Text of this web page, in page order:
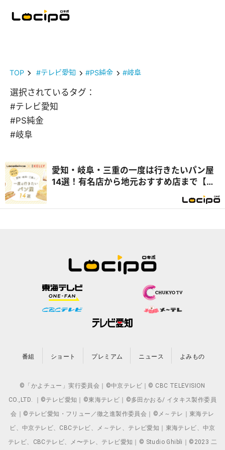
TOP #テレビ愛知 #PS純金 #岐阜
選択されているタグ：
#テレビ愛知
#PS純金
#岐阜
愛知・岐阜・三重の一度は行きたいパン屋
14選！有名店から地元おすすめ店まで【テ
番組 ショート プレミアム ニュース よみもの
©「かよチュー」実行委員会｜©中京テレビ｜© CBC TELEVISION
CO.,LTD. ｜©テレビ愛知｜©東海テレビ｜©多田かおる/ イタキス製作委員
会｜©テレビ愛知・フリュー／徹之進製作委員会｜©メ～テレ｜東海テレ
ビ、中京テレビ、CBCテレビ、メ～テレ、テレビ愛知｜東海テレビ、中京
テレビ、CBCテレビ、メ〜テレ、テレビ愛知｜© Studio Ghibli｜©2023 二